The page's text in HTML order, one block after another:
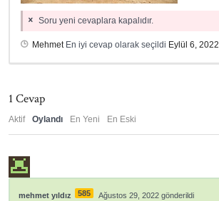
Soru yeni cevaplara kapalıdır.
MehmetEn iyi cevap olarak seçildi Eylül 6, 2022
1Cevap
Aktif Oylandı En Yeni En Eski
mehmet yıldız 585 Ağustos 29, 2022 gönderildi